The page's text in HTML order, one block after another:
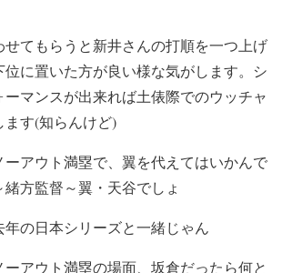
せてもらうと新井さんの打順を一つ上げ
に置いた方が良い様な気がします。シ
マンスが出来れば土俵際でのウッチャ
ます(知らんけど)
ーアウト満塁で、翼を代えてはいかんで
方監督～翼・天谷でしょ
年の日本シリーズと一緒じゃん
ーアウト満塁の場面、坂倉だったら何と